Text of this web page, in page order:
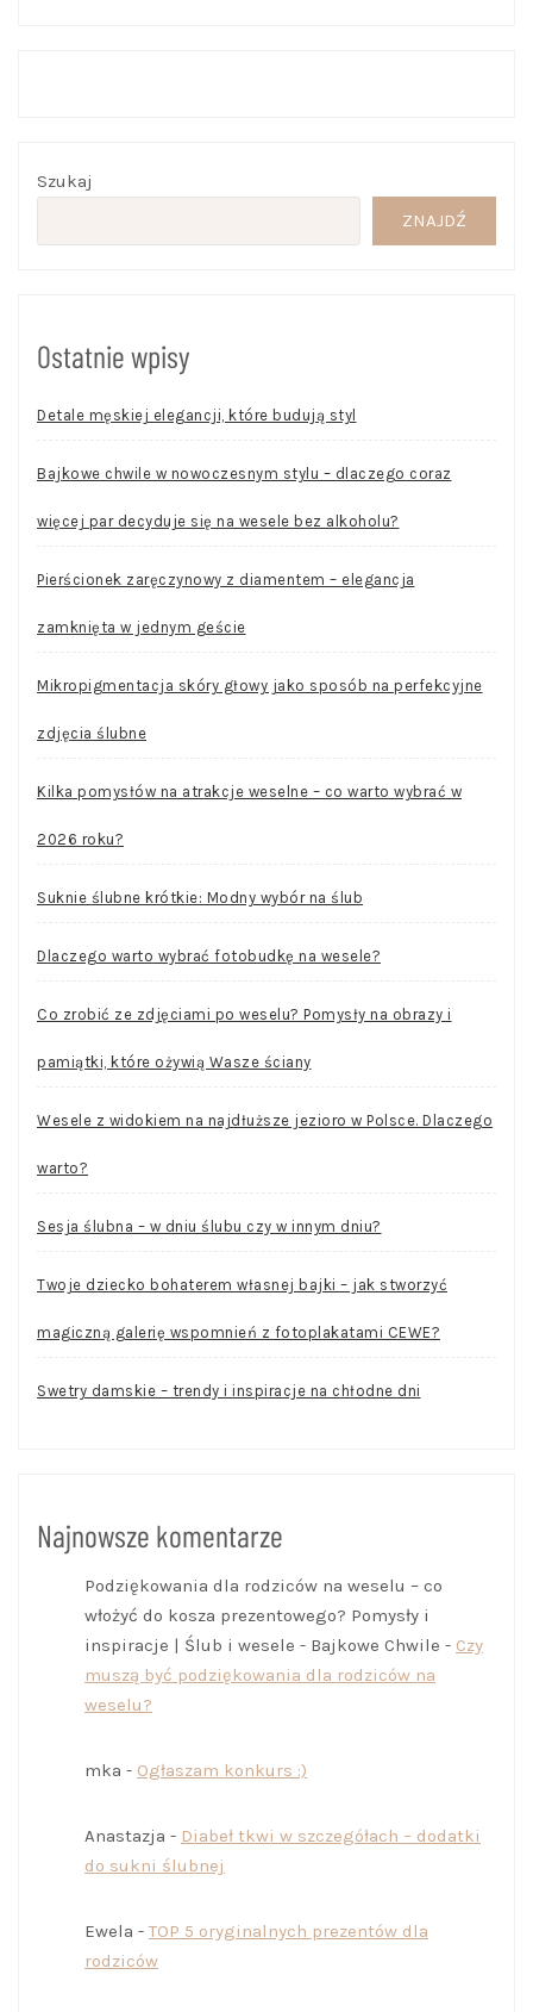
Szukaj
ZNAJDŹ
Ostatnie wpisy
Detale męskiej elegancji, które budują styl
Bajkowe chwile w nowoczesnym stylu – dlaczego coraz
więcej par decyduje się na wesele bez alkoholu?
Pierścionek zaręczynowy z diamentem – elegancja
zamknięta w jednym geście
Mikropigmentacja skóry głowy jako sposób na perfekcyjne
zdjęcia ślubne
Kilka pomysłów na atrakcje weselne – co warto wybrać w
2026 roku?
Suknie ślubne krótkie: Modny wybór na ślub
Dlaczego warto wybrać fotobudkę na wesele?
Co zrobić ze zdjęciami po weselu? Pomysły na obrazy i
pamiątki, które ożywią Wasze ściany
Wesele z widokiem na najdłuższe jezioro w Polsce. Dlaczego
warto?
Sesja ślubna – w dniu ślubu czy w innym dniu?
Twoje dziecko bohaterem własnej bajki – jak stworzyć
magiczną galerię wspomnień z fotoplakatami CEWE?
Swetry damskie – trendy i inspiracje na chłodne dni
Najnowsze komentarze
Podziękowania dla rodziców na weselu – co
włożyć do kosza prezentowego? Pomysły i
inspiracje | Ślub i wesele - Bajkowe Chwile - Czy
muszą być podziękowania dla rodziców na
weselu?
mka - Ogłaszam konkurs :)
Anastazja - Diabeł tkwi w szczegółach – dodatki
do sukni ślubnej
Ewela -TOP 5 oryginalnych prezentów dla
rodziców